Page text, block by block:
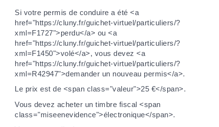
Si votre permis de conduire a été <a
href="https://cluny.fr/guichet-virtuel/particuliers/?
xml=F1727">perdu</a> ou <a
href="https://cluny.fr/guichet-virtuel/particuliers/?
xml=F1450">volé</a>, vous devez <a
href="https://cluny.fr/guichet-virtuel/particuliers/?
xml=R42947">demander un nouveau permis</a>.
Le prix est de <span class="valeur">25 €</span>.
Vous devez acheter un timbre fiscal <span
class="miseenevidence">électronique</span>.